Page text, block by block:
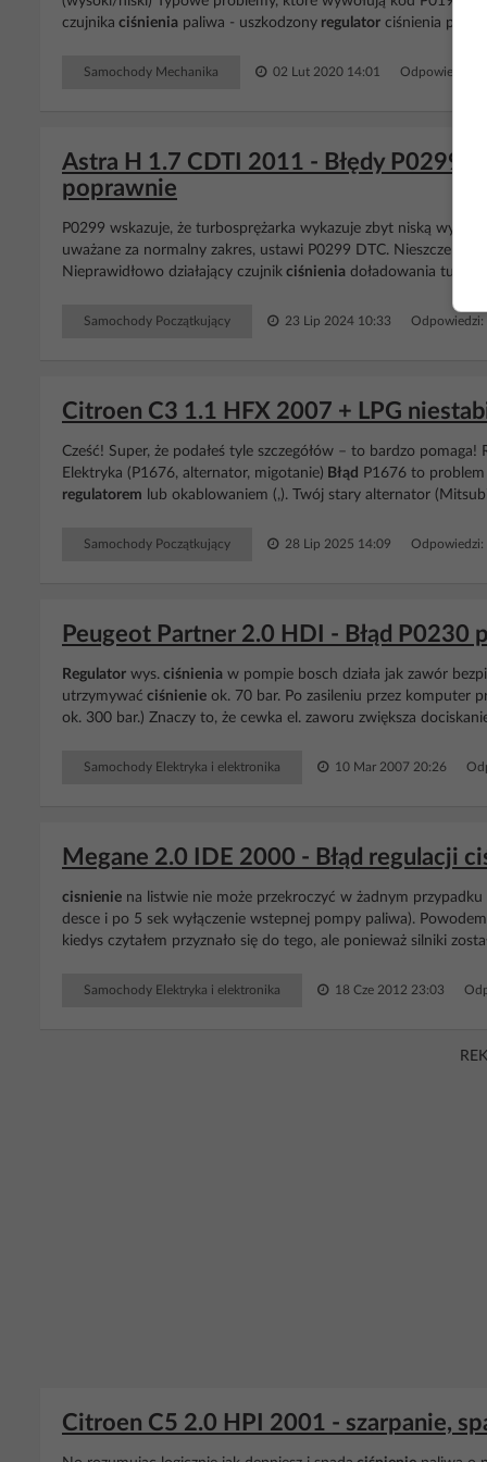
czujnika ciśnienia paliwa - uszkodzony regulator ciśnienia
Samochody Mechanika 02 Lut 2020 14:01 Odpowiedzi:
Astra H 1.7 CDTI 2011 - Błędy P0299 i
poprawnie
P0299 wskazuje, że turbosprężarka wykazuje zbyt niską
uważane za normalny zakres, ustawi P0299 DTC.
Nieprawidłowo działający czujnik ciśnienia doładowania turbo.
Samochody Początkujący 23 Lip 2024 10:33
Citroen C3 1.1 HFX 2007 + LPG
Cześć! Super, że podałeś tyle szczegółów – to bardzo
Elektryka (P1676, alternator, migotanie) Błąd P1676 to
regulatorem lub okablowaniem (,). Twój stary alternator
Samochody Początkujący 28 Lip 2025 14:09
Peugeot Partner 2.0 HDI - Błąd
Regulator wys. ciśnienia w pompie bosch działa jak zawór
utrzymywać ciśnienie ok. 70 bar. Po zasileniu przez komputer
ok. 300 bar.) Znaczy to, że cewka el. zaworu zwiększa
Samochody Elektryka i elektronika 10 Mar 2007 20:26
Megane 2.0 IDE 2000 - Błąd regulacji
cisnienie na listwie nie może przekroczyć w żadnym
desce i po 5 sek wyłączenie wstepnej pompy paliwa).
kiedys czytałem przyznało się do tego, ale ponieważ silniki
Samochody Elektryka i elektronika 18 Cze 2012 23:03
Citroen C5 2.0 HPI 2001 - szarpanie,